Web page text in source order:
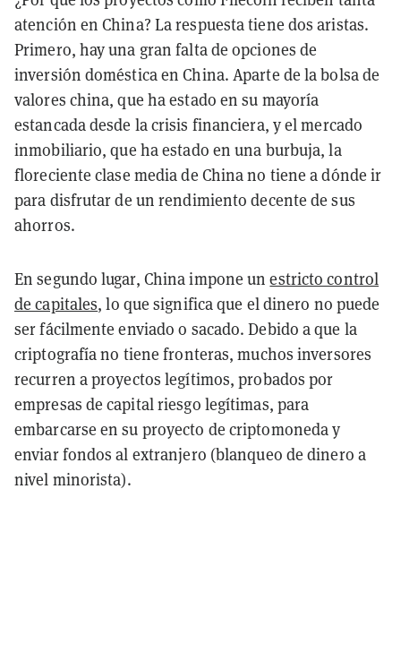
atención en China? La respuesta tiene dos aristas.
Primero, hay una gran falta de opciones de
inversión doméstica en China. Aparte de la bolsa de
valores china, que ha estado en su mayoría
estancada desde la crisis financiera, y el mercado
inmobiliario, que ha estado en una burbuja, la
floreciente clase media de China no tiene a dónde ir
para disfrutar de un rendimiento decente de sus
ahorros.
En segundo lugar, China impone unestricto control
de capitales, lo que significa que el dinero no puede
ser fácilmente enviado o sacado. Debido a que la
criptografía no tiene fronteras, muchos inversores
recurren a proyectos legítimos, probados por
empresas de capital riesgo legítimas, para
embarcarse en su proyecto de criptomoneda y
enviar fondos al extranjero (blanqueo de dinero a
nivel minorista).